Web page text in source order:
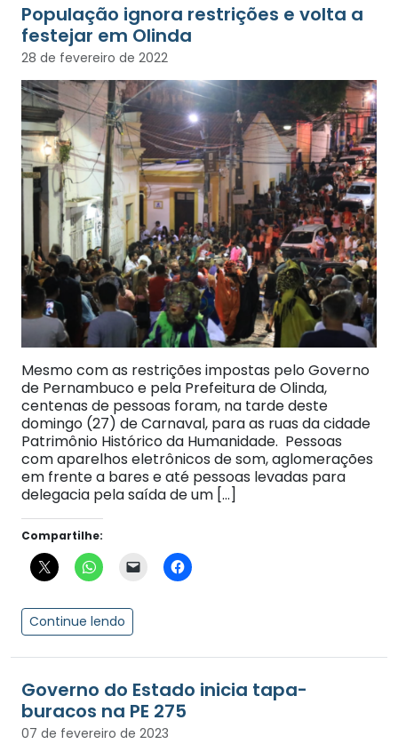
População ignora restrições e volta a
festejar em Olinda
28 de fevereiro de 2022
Mesmo com as restrições impostas pelo Governo
de Pernambuco e pela Prefeitura de Olinda,
centenas de pessoas foram, na tarde deste
domingo (27) de Carnaval, para as ruas da cidade
Patrimônio Histórico da Humanidade. Pessoas
com aparelhos eletrônicos de som, aglomerações
em frente a bares e até pessoas levadas para
delegacia pela saída de um […]
Compartilhe:
Continue lendo
Governo do Estado inicia tapa-
buracos na PE 275
07 de fevereiro de 2023